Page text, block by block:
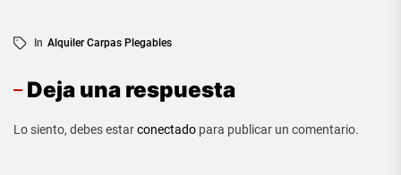
In Alquiler Carpas Plegables
Deja una respuesta
Lo siento, debes estarconectado para publicar un comentario.